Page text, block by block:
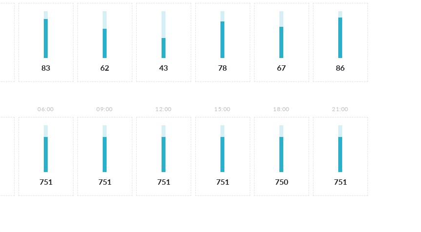
83 62 43 78 67 86
06:00
751
09:00
751
12:00
751
15:00
751
18:00
750
21:00
751